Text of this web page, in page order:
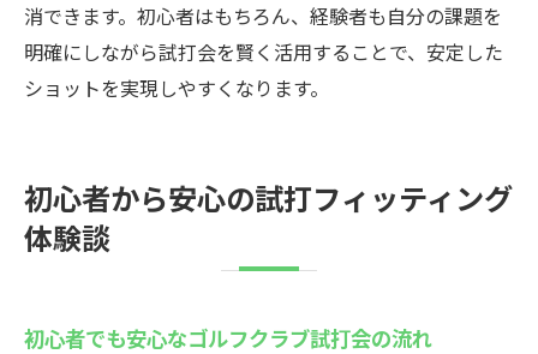
消できます。初心者はもちろん、経験者も自分の課題を
明確にしながら試打会を賢く活用することで、安定した
ショットを実現しやすくなります。
初心者から安心の試打フィッティング
体験談
初心者でも安心なゴルフクラブ試打会の流れ